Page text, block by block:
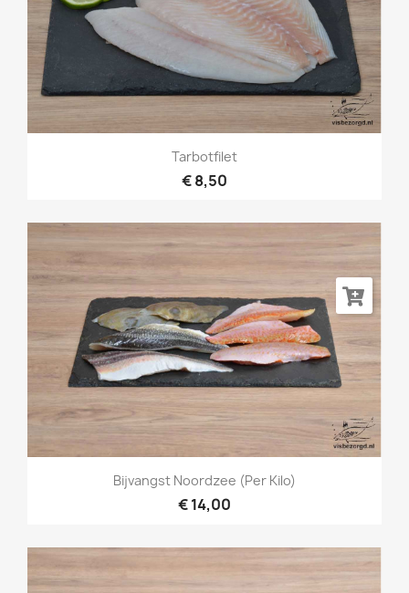
Tarbotfilet
€ 8,50
Bijvangst Noordzee (per Kilo)
€ 14,00